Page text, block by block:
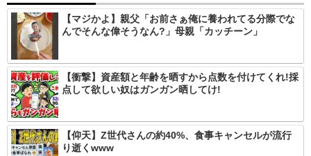
【マジかよ】親父「お前さぁ俺に養われてる分際でな
んでそんな偉そうなん?」母親「カッチーン」
【衝撃】資産額と年齢を晒すから点数を付けてくれ!採
点して欲しい奴はガンガン晒してけ!
【仰天】Z世代さんの約40%、食事キャンセルが流行
り逝くwww